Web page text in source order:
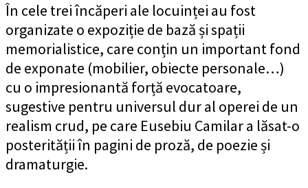
În cele trei încăperi ale locuinței au fost
organizate o expoziție de bază și spații
memorialistice, care conțin un important fond
de exponate (mobilier, obiecte personale…)
cu o impresionantă forță evocatoare,
sugestive pentru universul dur al operei de un
realism crud, pe care Eusebiu Camilar a lăsat-o
posterității în pagini de proză, de poezie și
dramaturgie.